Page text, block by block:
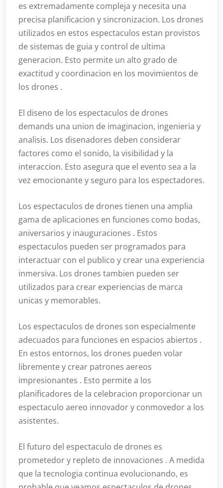
es extremadamente compleja y necesita una
precisa planificacion y sincronizacion. Los drones
utilizados en estos espectaculos estan provistos
de sistemas de guia y control de ultima
generacion. Esto permite un alto grado de
exactitud y coordinacion en los movimientos de
los drones .
El diseno de los espectaculos de drones
demands una union de imaginacion, ingenieria y
analisis. Los disenadores deben considerar
factores como el sonido, la visibilidad y la
interaccion. Esto asegura que el evento sea a la
vez emocionante y seguro para los espectadores.
Los espectaculos de drones tienen una amplia
gama de aplicaciones en funciones como bodas,
aniversarios y inauguraciones . Estos
espectaculos pueden ser programados para
interactuar con el publico y crear una experiencia
inmersiva. Los drones tambien pueden ser
utilizados para crear experiencias de marca
unicas y memorables.
Los espectaculos de drones son especialmente
adecuados para funciones en espacios abiertos .
En estos entornos, los drones pueden volar
libremente y crear patrones aereos
impresionantes . Esto permite a los
planificadores de la celebracion proporcionar un
espectaculo aereo innovador y conmovedor a los
asistentes.
El futuro del espectaculo de drones es
prometedor y repleto de innovaciones . A medida
que la tecnologia continua evolucionando, es